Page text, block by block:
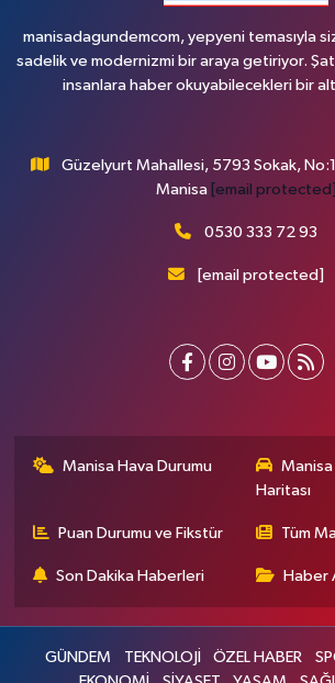
manisadagundemcom, yepyeni temasıyla
sadelik ve modernizmi bir araya getiriyor.
insanlara haber okuyabilecekleri bir
Güzelyurt Mahallesi, 5793 Sokak,
Manisa [email protected]
0530 333 72 93
[email protected]
Manisa Hava Durumu
Manisa
Haritası
Puan Durumu ve Fikstür Tüm
Son Dakika Haberleri Haber
GÜNDEM TEKNOLOJİ ÖZEL HABER